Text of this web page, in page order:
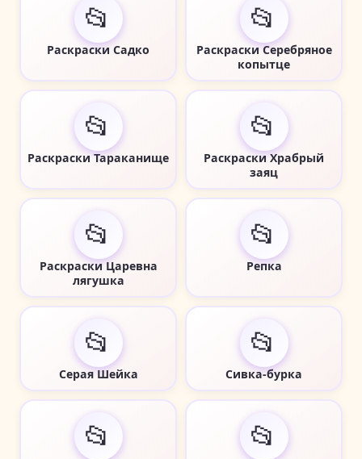
📂
Раскраски Садко
📂
Раскраски Серебряное
копытце
📂
Раскраски Тараканище
📂
Раскраски Храбрый
заяц
📂
Раскраски Царевна
лягушка
📂
Репка
📂
Серая Шейка
📂
Сивка-бурка
📂 📂